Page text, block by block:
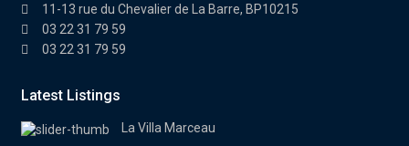
11-13 rue du Chevalier de La Barre, BP10215
03 22 31 79 59
03 22 31 79 59
Latest Listings
La Villa Marceau